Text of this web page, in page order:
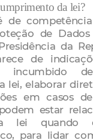
da lei?
de
de Dados
da
de
incumbido
lei, elaborar
em casos
estar
lei quando
para lidar